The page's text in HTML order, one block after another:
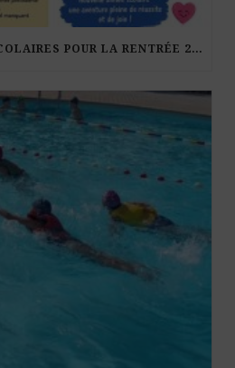
LES FOURNITURES SCOLAIRES POUR LA RENTRÉE 2026-27